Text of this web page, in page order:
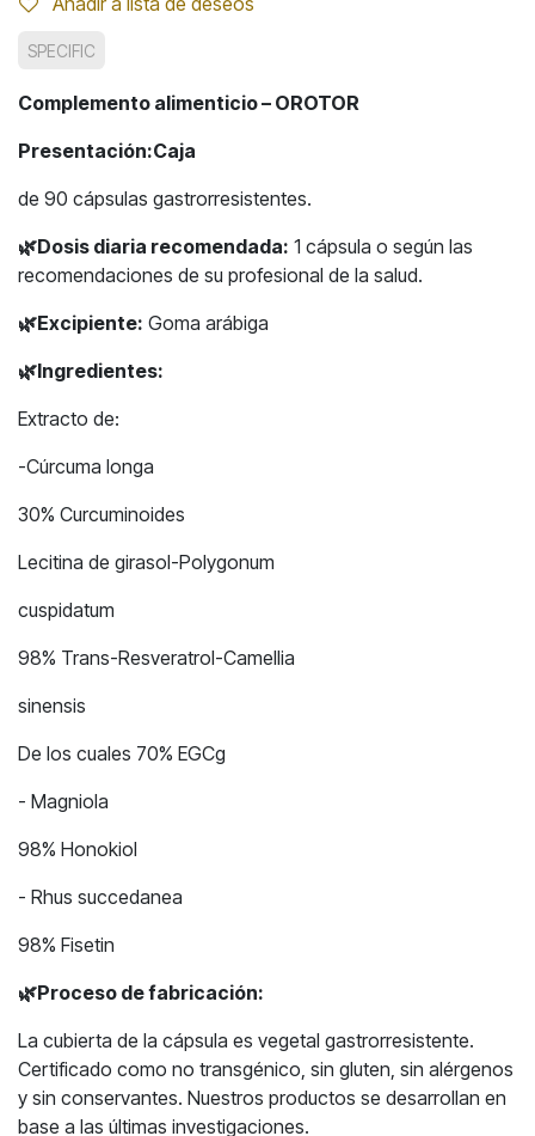
SPECIFIC
Complemento alimenticio – OROTOR
Presentación:Caja
de 90 cápsulas gastrorresistentes.
🌿Dosis diaria recomendada: 1 cápsula o según las
recomendaciones de su profesional de la salud.
🌿Excipiente: Goma arábiga
🌿Ingredientes:
Extracto de:
-Cúrcuma longa
30% Curcuminoides
Lecitina de girasol-Polygonum
cuspidatum
98% Trans-Resveratrol-Camellia
sinensis
De los cuales 70% EGCg
- Magniola
98% Honokiol
- Rhus succedanea
98% Fisetin
🌿Proceso de fabricación:
La cubierta de la cápsula es vegetal gastrorresistente.
Certificado como no transgénico, sin gluten, sin alérgenos
y sin conservantes. Nuestros productos se desarrollan en
base a las últimas investigaciones.